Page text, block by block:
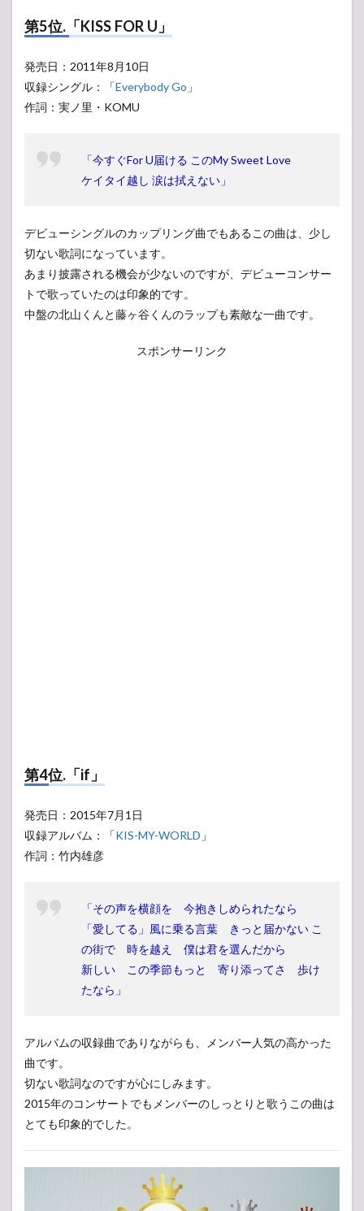
第5位.「KISS FOR U」
発売日：2011年8月10日
収録シングル：「Everybody Go 」
作詞：実ノ里・KOMU
「今すぐFor U届ける このMy Sweet Love
ケイタイ越し 涙は拭えない」
デビューシングルのカップリング曲でもあるこの曲は、少し
切ない歌詞になっています。
あまり披露される機会が少ないのですが、デビューコンサー
トで歌っていたのは印象的です。
中盤の北山くんと藤ヶ谷くんのラップも素敵な一曲です。
スポンサーリンク
第4位.「if」
発売日：2015年7月1日
収録アルバム：「KIS-MY-WORLD 」
作詞：竹内雄彦
「その声を横顔を 今抱きしめられたなら
「愛してる」風に乗る言葉 きっと届かない こ
の街で 時を越え 僕は君を選んだから
新しい この季節もっと 寄り添ってさ 歩け
たなら」
アルバムの収録曲でありながらも、メンバー人気の高かった
曲です。
切ない歌詞なのですが心にしみます。
2015年のコンサートでもメンバーのしっとりと歌うこの曲は
とても印象的でした。